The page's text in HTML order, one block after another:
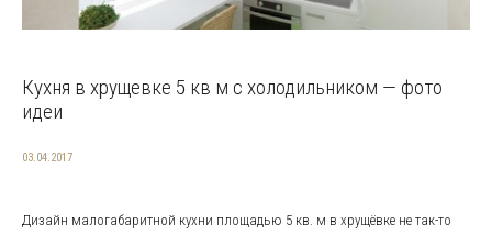
Кухня в хрущевке 5 кв м с холодильником — фото
идеи
03.04.2017
Дизайн малогабаритной кухни площадью 5 кв. м в хрущёвке не так-то